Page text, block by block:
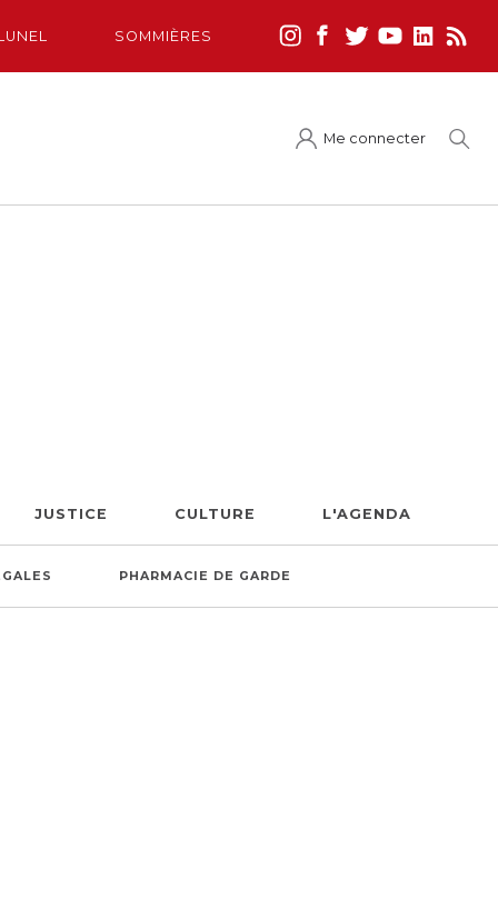
SOMMIÈRES
Me connecter
JUSTICE CULTURE L'AGENDA
PHARMACIE DE GARDE